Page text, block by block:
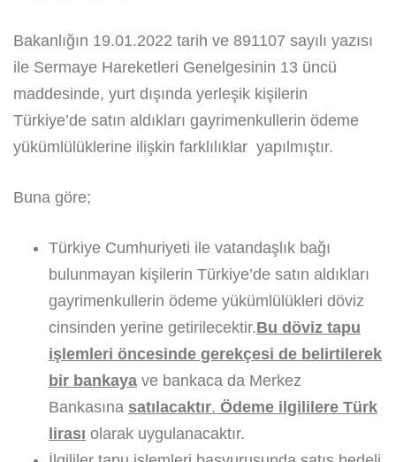
Bakanlığın 19.01.2022 tarih ve 891107 sayılı yazısı
ile Sermaye Hareketleri Genelgesinin 13 üncü
maddesinde, yurt dışında yerleşik kişilerin
Türkiye’de satın aldıkları gayrimenkullerin ödeme
yükümlülüklerine ilişkin farklılıklar yapılmıştır.
Buna göre;
Türkiye Cumhuriyeti ile vatandaşlık bağı
bulunmayan kişilerin Türkiye’de satın aldıkları
gayrimenkullerin ödeme yükümlülükleri döviz
cinsinden yerine getirilecektir.Bu döviz tapu
işlemleri öncesinde gerekçesi de belirtilerek
bir bankaya ve bankaca da Merkez
Bankasına satılacaktır. Ödeme ilgililere Türk
lirası olarak uygulanacaktır.